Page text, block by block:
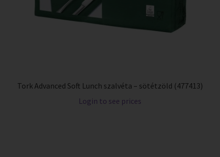
Tork Advanced Soft Lunch szalvéta – sötétzöld (477413)
Login to see prices